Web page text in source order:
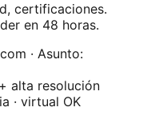
certificaciones.
en 48 horas.
· Asunto:
alta resolución
· virtual OK